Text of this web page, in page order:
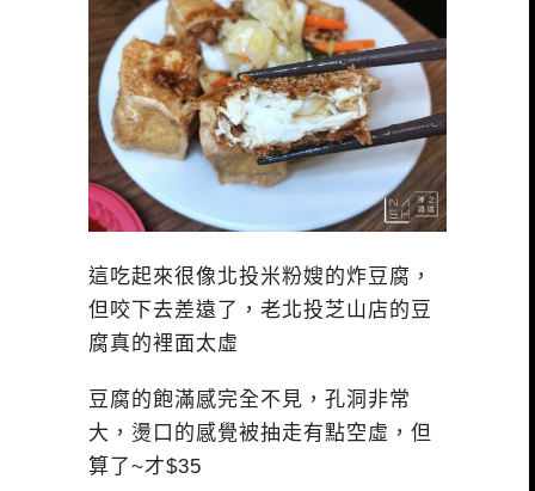
這吃起來很像北投米粉嫂的炸豆腐，
但咬下去差遠了，老北投芝山店的豆
腐真的裡面太虛
豆腐的飽滿感完全不見，孔洞非常
大，燙口的感覺被抽走有點空虛，但
算了~才$35